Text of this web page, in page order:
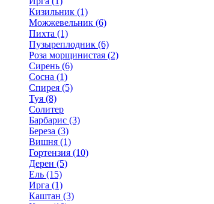
Кизильник (1)
Можжевельник (6)
Пихта (1)
Пузыреплодник (6)
Роза морщинистая (2)
Сирень (6)
Сосна (1)
Спирея (5)
Туя (8)
Солитер
Барбарис (3)
Береза (3)
Вишня (1)
Гортензия (10)
Дерен (5)
Ель (15)
Ирга (1)
Каштан (3)